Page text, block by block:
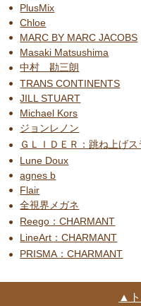
PlusMix
Chloe
MARC BY MARC JACOBS
Masaki Matsushima
中村 勘三朗
TRANS CONTINENTS
JILL STUART
Michael Kors
ジョンレノン
ＧＬＩＤＥＲ：跳ね上げス
Lune Doux
agnes b
Flair
全視界メガネ
Reego：CHARMANT
LineArt：CHARMANT
PRISMA：CHARMANT
▲